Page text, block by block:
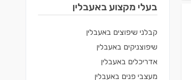
בעלי מקצוע באעבלין
קבלני שיפוצים באעבלין
שיפוצניקים באעבלין
אדריכלים באעבלין
מעצבי פנים באעבלין